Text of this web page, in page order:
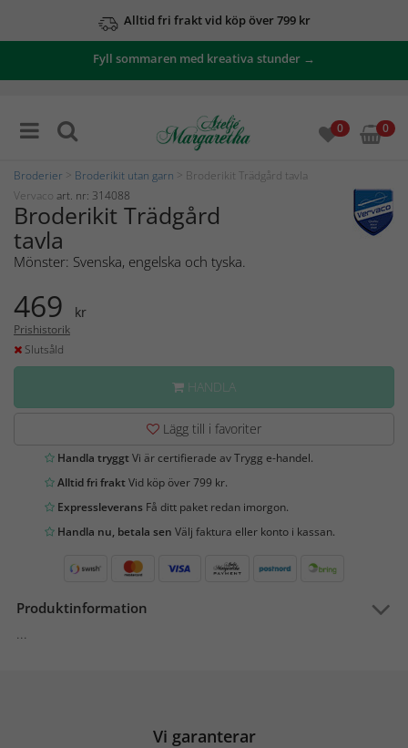
Alltid fri frakt vid köp över 799 kr
Fyll sommaren med kreativa stunder →
0 0
Broderier Broderikit utan garn > Broderikit Trädgård tavla
Vervaco art. nr: 314088
Broderikit Trädgård
tavla
Mönster: Svenska, engelska och tyska.
469 kr
Prishistorik
Slutsåld
HANDLA
Lägg till i favoriter
Handla tryggtVi är certifierade av Trygg e-handel.
Alltid fri fraktVid köp över 799 kr.
Expressleverans Få ditt paket redan imorgon.
Handla nu, betala sen Välj faktura eller konto i kassan.
Produktinformation
...
Vi garanterar